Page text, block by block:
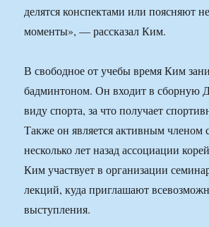
делятся конспектами или поясняют
моменты», — рассказал Ким.
В свободное от учебы время Ким
бадминтоном. Он входит в сборную
виду спорта, за что получает
Также он является активным членом
несколько лет назад ассоциации
Ким участвует в организации
лекций, куда приглашают
выступления.